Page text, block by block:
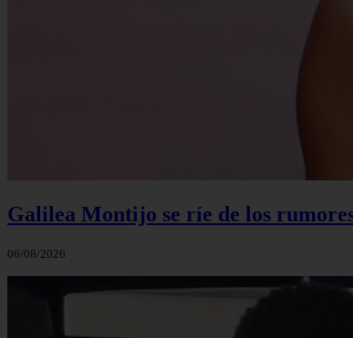
Galilea Montijo se ríe de los
06/08/2026